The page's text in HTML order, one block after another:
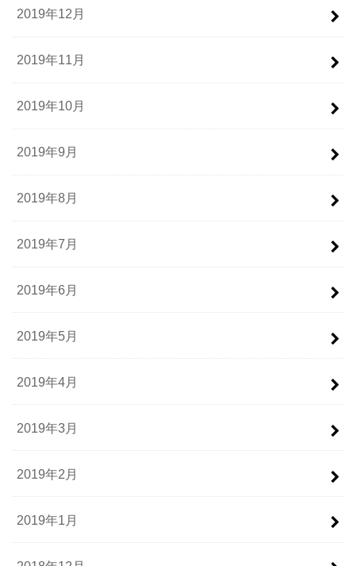
2019年12月
2019年11月
2019年10月
2019年9月
2019年8月
2019年7月
2019年6月
2019年5月
2019年4月
2019年3月
2019年2月
2019年1月